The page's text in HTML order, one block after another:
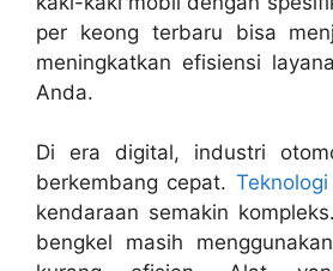
per keong terbaru bisa
meningkatkan efisiensi
Anda.
Di era digital, industri
berkembang cepat.
kendaraan semakin
bengkel masih